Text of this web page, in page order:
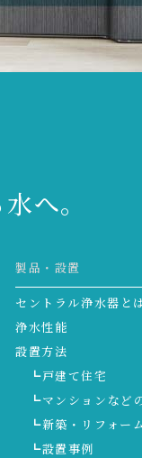
へ。
製品・設置
セントラル浄水器と
浄水性能
設置方法
┗戸建て住宅
┗マンションなど
┗新築・リフォー
┗設置事例